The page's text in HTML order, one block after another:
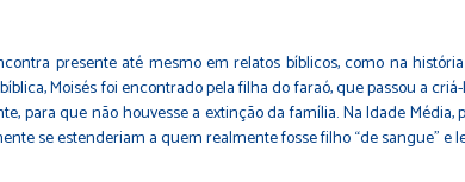
presente até mesmo em relatos bíblicos, como na
Moisés foi encontrado pela filha do faraó, que passou a
para que não houvesse a extinção da família. Na Idade
se estenderiam a quem realmente fosse filho “de sangue” e